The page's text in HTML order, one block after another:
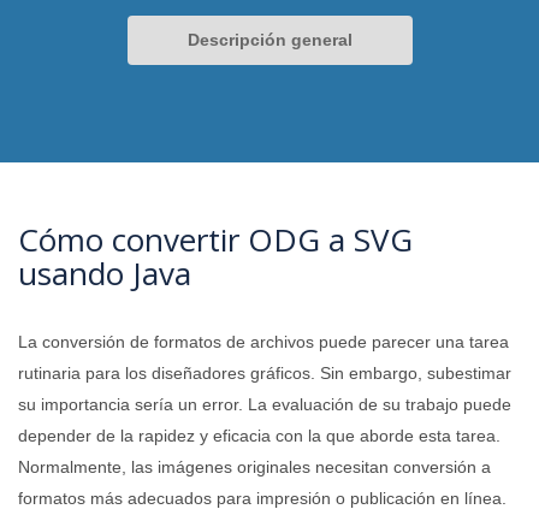
Descripción general
Cómo convertir ODG a SVG
usando Java
La conversión de formatos de archivos puede parecer una tarea
rutinaria para los diseñadores gráficos. Sin embargo, subestimar
su importancia sería un error. La evaluación de su trabajo puede
depender de la rapidez y eficacia con la que aborde esta tarea.
Normalmente, las imágenes originales necesitan conversión a
formatos más adecuados para impresión o publicación en línea.